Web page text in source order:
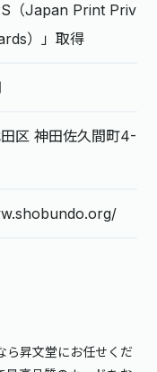
（Japan Print Priv
）」取得
区 神田佐久間町4-
ら昇文堂にお任せくだ